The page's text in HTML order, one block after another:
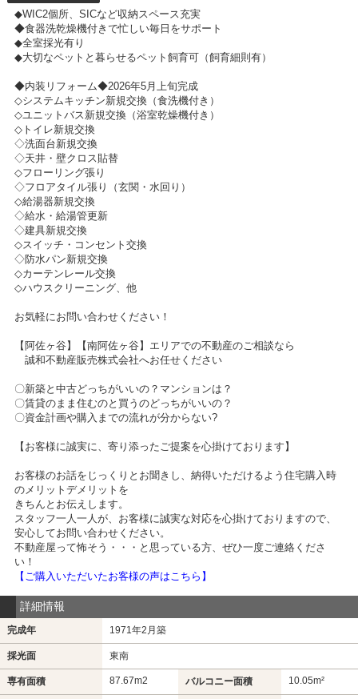
◆WIC2個所、SICなど収納スペース充実
◆食器洗乾燥機付きで忙しい毎日をサポート
◆全室採光有り
◆大切なペットと暮らせるペット飼育可（飼育細則有）
◆内装リフォーム◆2026年5月上旬完成
◇システムキッチン新規交換（食洗機付き）
◇ユニットバス新規交換（浴室乾燥機付き）
◇トイレ新規交換
◇洗面台新規交換
◇天井・壁クロス貼替
◇フローリング張り
◇フロアタイル張り（玄関・水回り）
◇給湯器新規交換
◇給水・給湯管更新
◇建具新規交換
◇スイッチ・コンセント交換
◇防水パン新規交換
◇カーテンレール交換
◇ハウスクリーニング、他
お気軽にお問い合わせください！
【阿佐ヶ谷】【南阿佐ヶ谷】エリアでの不動産のご相談なら
誠和不動産販売株式会社へお任せください
〇新築と中古どっちがいいの？マンションは？
〇賃貸のまま住むのと買うのどっちがいいの？
〇資金計画や購入までの流れが分からない?
【お客様に誠実に、寄り添ったご提案を心掛けております】
お客様のお話をじっくりとお聞きし、納得いただけるよう住宅購入時
のメリットデメリットを
きちんとお伝えします。
スタッフ一人一人が、お客様に誠実な対応を心掛けておりますので、
安心してお問い合わせください。
不動産屋って怖そう・・・と思っている方、ぜひ一度ご連絡くださ
い！
【ご購入いただいたお客様の声はこちら】
詳細情報
完成年 1971年2月築
採光面 東南
専有面積 87.67m2 バルコニー面積 10.05m²